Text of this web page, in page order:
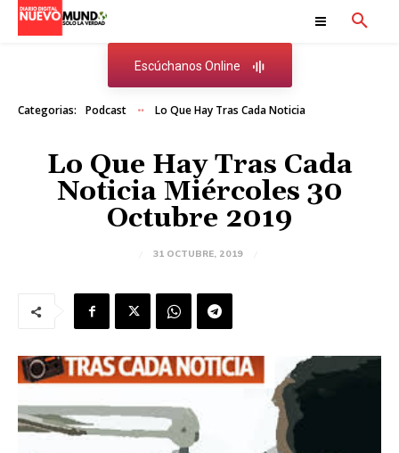
Escúchanos Online
Categorias: Podcast Lo Que Hay Tras Cada Noticia
Lo Que Hay Tras Cada
Noticia Miércoles 30
Octubre 2019
31 OCTUBRE, 2019